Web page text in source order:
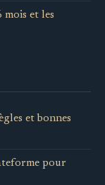
mois et les
et bonnes
pour